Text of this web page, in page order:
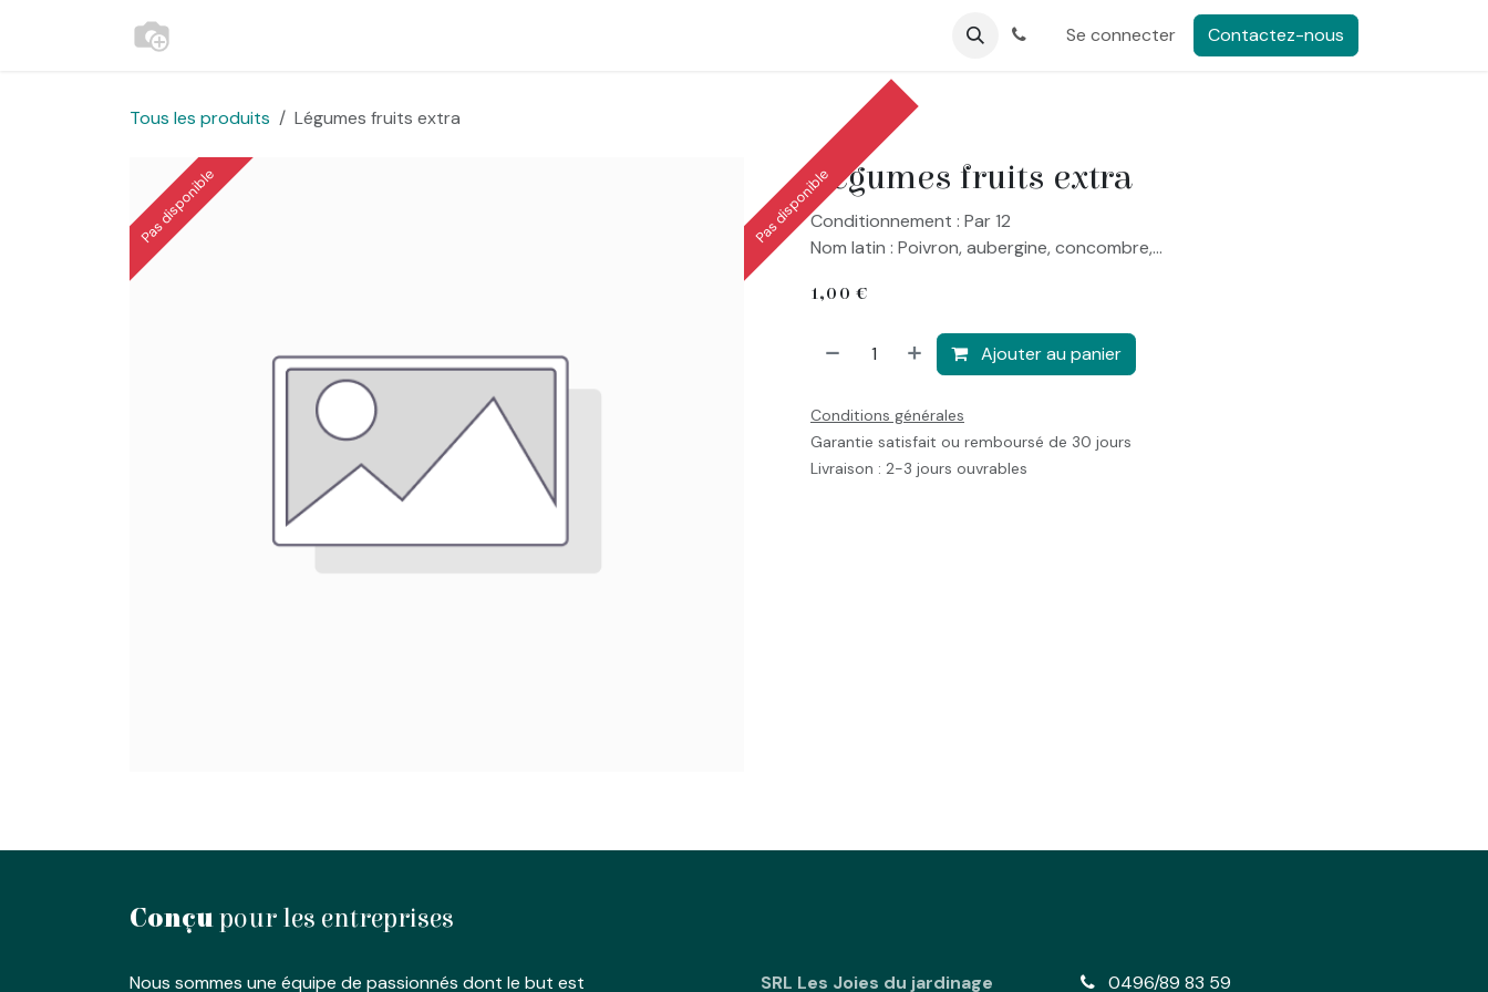
Se connecter Contactez-nous
Tous les produits Légumes fruits extra
Pas disponible Légumes fruits extra
Pas disponibleConditionnement : Par 12
Nom latin : Poivron, aubergine, concombre,...
1,00 €
Ajouter au panier
Conditions générales
Garantie satisfait ou remboursé de 30 jours
Livraison : 2-3 jours ouvrables
Conçupour les entreprises
Nous sommes une équipe de passionnés dont le but est SRL Les Joies du jardinage 0496/89 83 59